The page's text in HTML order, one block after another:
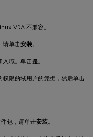
VDA 不兼容。
请单击安装。
入域。单击是。
权限的域用户的凭据，然后单击
包，请单击安装。